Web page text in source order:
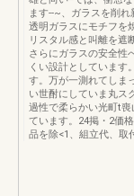
ます--~、ガラスを削
透明ガラスにモチフを
リスタル感と叫離を遮
さらにガラスの安全性
くい設計としています
す。万が一測れてしま
い世酎にしていま丸ス
過性で柔らかい光町t
ています。24掲・2価
品を除<1、組立代、取